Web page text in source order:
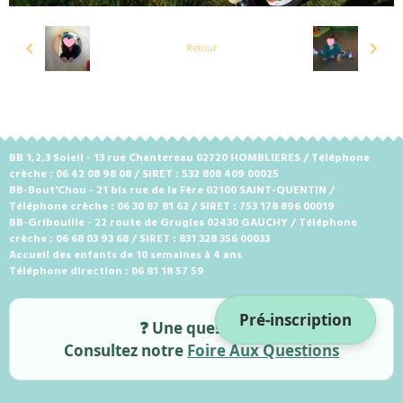
Pré-inscription
Retour
BB 1,2,3 Soleil - 13 rue Chantereau 02720 HOMBLIERES / Téléphone
crèche : 06 42 08 98 08 / SIRET : 532 808 409 00025
BB-Bout'Chou - 21 bis rue de la Fère 02100 SAINT-QUENTIN /
Téléphone crèche : 06 30 87 81 62 / SIRET : 753 178 896 00019
BB-Gribouille - 22 route de Grugies 02430 GAUCHY / Téléphone
crèche : 06 68 03 93 68 / SIRET : 831 328 356 00033
Accueil des enfants de 10 semaines à 4 ans
Téléphone direction : 06 81 18 57 59
❓ Une question ?
Consultez notre Foire Aux Questions